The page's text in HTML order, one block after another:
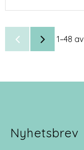
1–48 av
Nyhetsbrev